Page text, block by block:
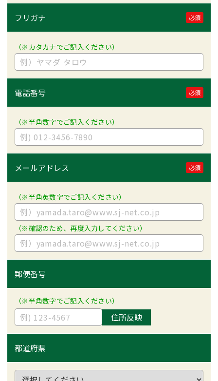
フリガナ 必須
（※カタカナでご記入ください）
電話番号 必須
（※半角数字でご記入ください）
メールアドレス 必須
（※半角英数字でご記入ください）
（※確認のため、再度入力してください）
郵便番号
（※半角数字でご記入ください）
住所反映
都道府県